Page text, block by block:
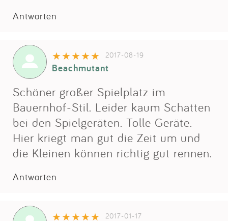
Antworten
2017-08-19
Beachmutant
Schöner großer Spielplatz im
Bauernhof-Stil. Leider kaum Schatten
bei den Spielgeräten. Tolle Geräte.
Hier kriegt man gut die Zeit um und
die Kleinen können richtig gut rennen.
Antworten
2017-01-17